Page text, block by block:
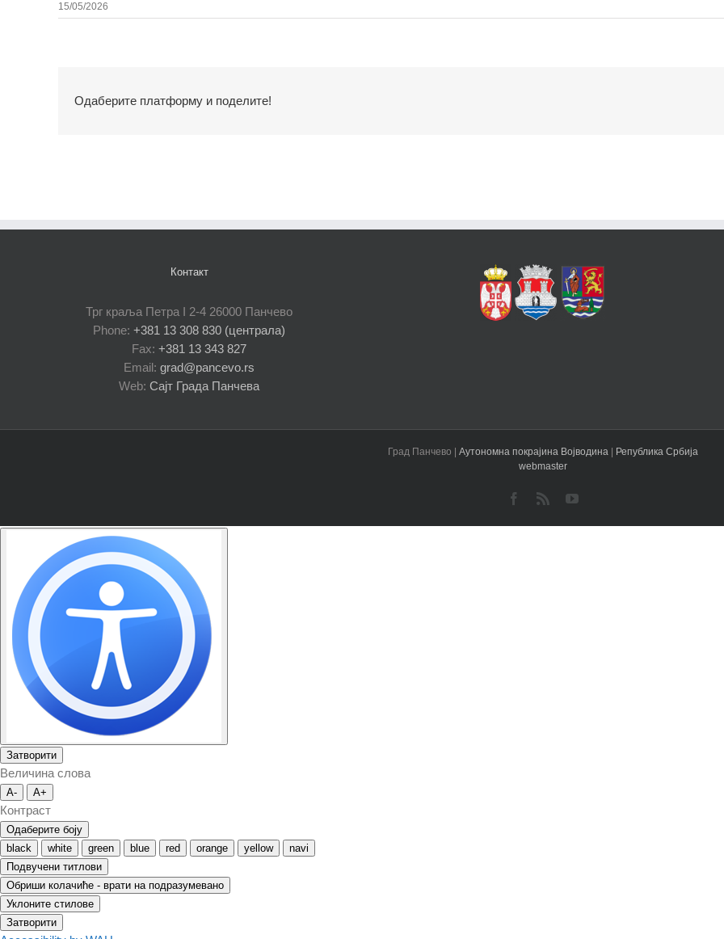
15/05/2026
Одаберите платформу и поделите!
Контакт
Трг краља Петра I 2-4 26000 Панчево
Phone: +381 13 308 830 (централа)
Fax: +381 13 343 827
Email: grad@pancevo.rs
Web: Сајт Града Панчева
Град Панчево | Аутономна покрајина Војводина | Република Србија
webmaster
Facebook
Rss YouTube
Затворити
Величина слова
A- A+
Контраст
Одаберите боју
black
white green blue red orange yellow
navi
Подвучени титлови
Обриши колачиће - врати на подразумевано
Уклоните стилове
Затворити